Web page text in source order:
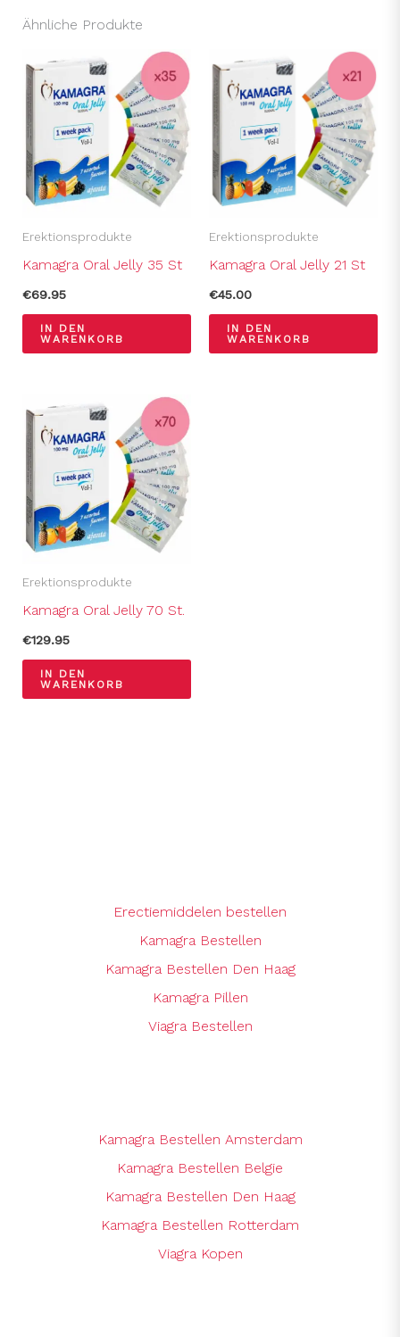
Ähnliche Produkte
Erektionsprodukte
Kamagra Oral Jelly 35 St
€69.95
IN DEN
WARENKORB
Erektionsprodukte
Kamagra Oral Jelly 21 St
€45.00
IN DEN
WARENKORB
Erektionsprodukte
Kamagra Oral Jelly 70 St.
€129.95
IN DEN
WARENKORB
Erectiemiddelen bestellen
Kamagra Bestellen
Kamagra Bestellen Den Haag
Kamagra Pillen
Viagra Bestellen
Kamagra Bestellen Amsterdam
Kamagra Bestellen Belgie
Kamagra Bestellen Den Haag
Kamagra Bestellen Rotterdam
Viagra Kopen